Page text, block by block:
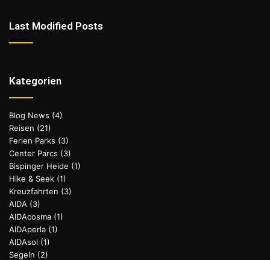
Last Modified Posts
Kategorien
Blog News (4)
Reisen (21)
Ferien Parks (3)
Center Parcs (3)
Bispinger Heide (1)
Hike & Seek (1)
Kreuzfahrten (3)
AIDA (3)
AIDAcosma (1)
AIDAperla (1)
AIDAsol (1)
Segeln (2)